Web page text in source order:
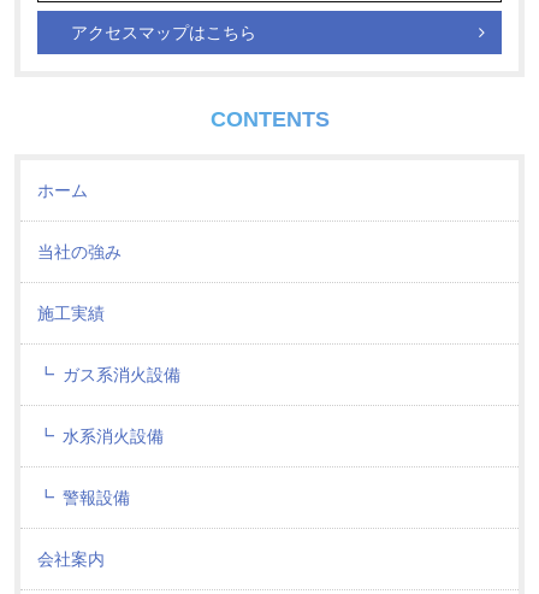
アクセスマップはこちら
CONTENTS
ホーム
当社の強み
施工実績
ガス系消火設備
水系消火設備
警報設備
会社案内